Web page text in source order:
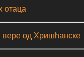
отаца
од Хришћанске